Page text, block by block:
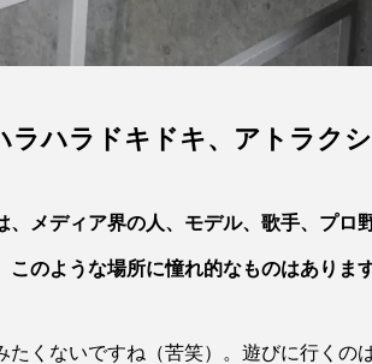
ラハラドキドキ、アトラク
メディア界の人、モデル、歌手、プロ
このような場所に憧れ的なものはあります
くないですね（苦笑）。遊びに行くの